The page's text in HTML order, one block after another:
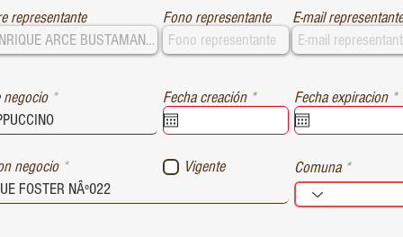
representante Fono representante E-mail representante
negocio Fecha creación *r
e
d
Fecha expiracion *r
e
r
d
negocio Comuna
Vigente